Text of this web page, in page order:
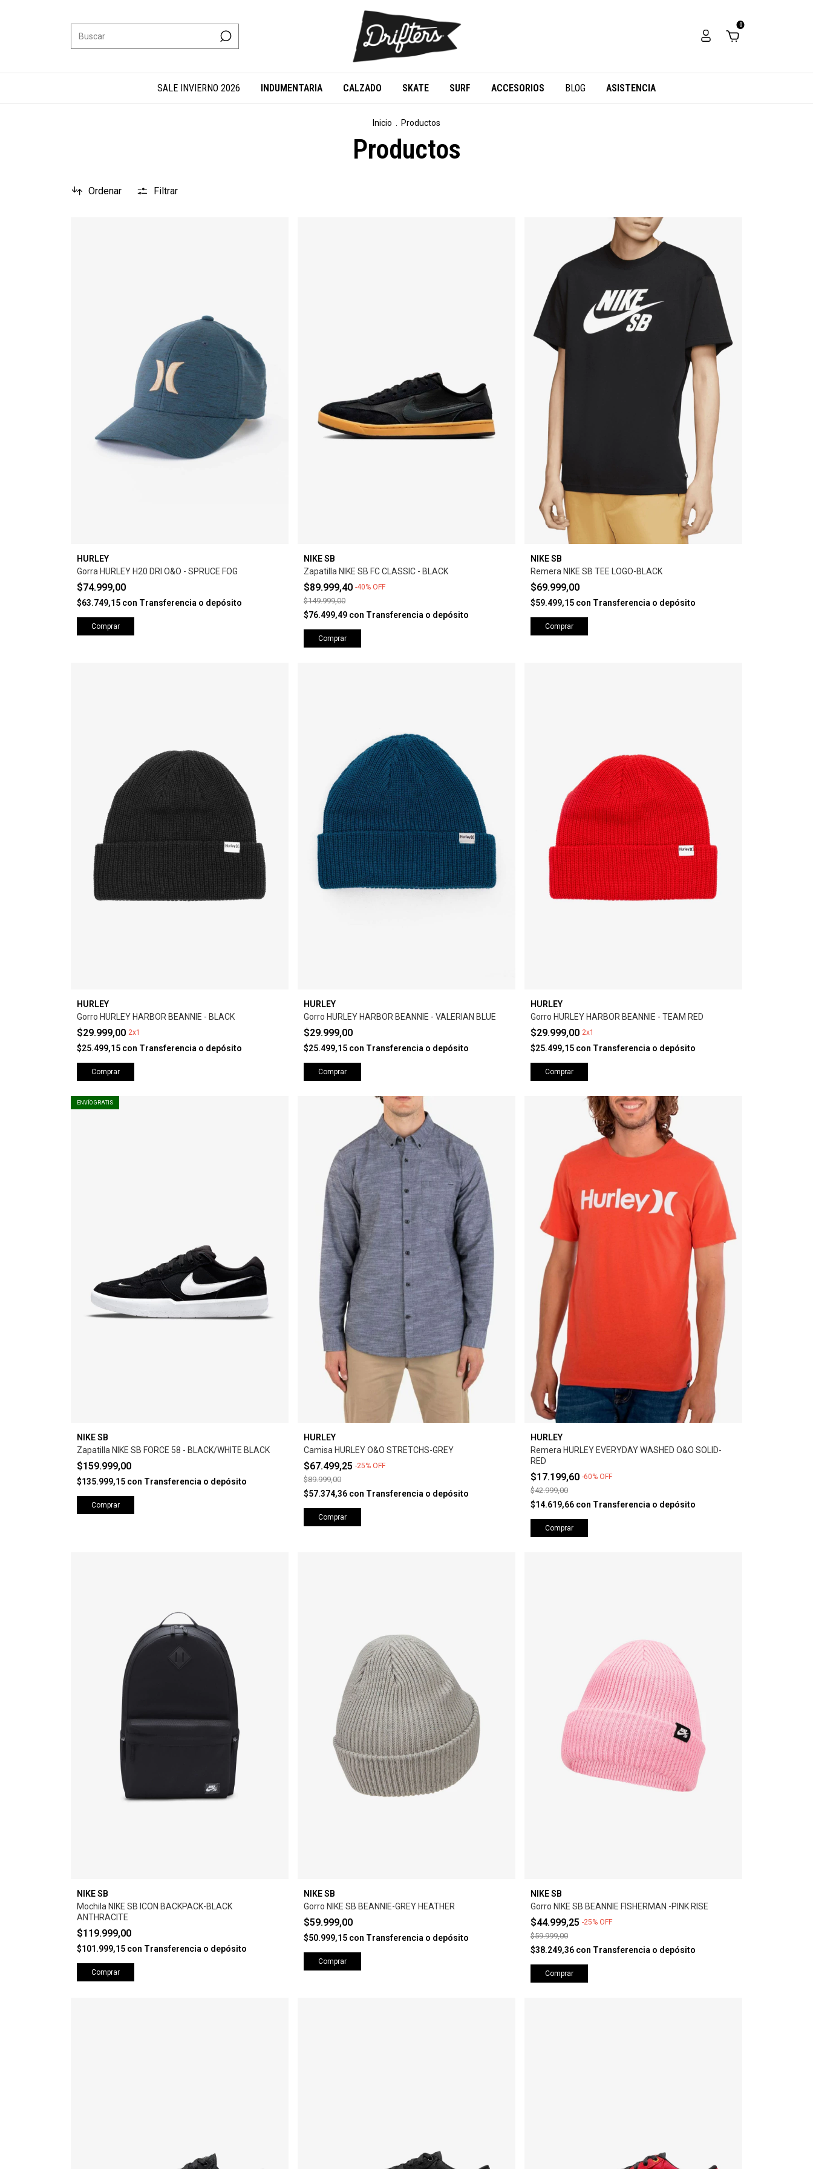
0
SALE INVIERNO 2026 INDUMENTARIA CALZADO SKATE SURF ACCESORIOS BLOG ASISTENCIA
Inicio Productos
Productos
Ordenar Filtrar
HURLEY
Gorra HURLEY H20 DRI O&O - SPRUCE FOG
$74.999,00
$63.749,15 con Transferencia o depósito
Comprar
NIKE SB
Zapatilla NIKE SB FC CLASSIC - BLACK
$89.999,40 -40% OFF
$149.999,00
$76.499,49 con Transferencia o depósito
Comprar
NIKE SB
Remera NIKE SB TEE LOGO-BLACK
$69.999,00
$59.499,15 con Transferencia o depósito
Comprar
HURLEY
Gorro HURLEY HARBOR BEANNIE - BLACK
$29.999,00 2x1
$25.499,15 con Transferencia o depósito
Comprar
HURLEY
Gorro HURLEY HARBOR BEANNIE - VALERIAN BLUE
$29.999,00
$25.499,15 con Transferencia o depósito
Comprar
HURLEY
Gorro HURLEY HARBOR BEANNIE - TEAM RED
$29.999,00 2x1
$25.499,15 con Transferencia o depósito
Comprar
ENVÍO GRATIS
NIKE SB
Zapatilla NIKE SB FORCE 58 - BLACK/WHITE BLACK
$159.999,00
$135.999,15 con Transferencia o depósito
Comprar
HURLEY
Camisa HURLEY O&O STRETCHS-GREY
$67.499,25 -25% OFF
$89.999,00
$57.374,36 con Transferencia o depósito
Comprar
HURLEY
Remera HURLEY EVERYDAY WASHED O&O SOLID-
RED
$17.199,60 -60% OFF
$42.999,00
$14.619,66 con Transferencia o depósito
Comprar
NIKE SB
Mochila NIKE SB ICON BACKPACK-BLACK
ANTHRACITE
$119.999,00
$101.999,15 con Transferencia o depósito
Comprar
NIKE SB
Gorro NIKE SB BEANNIE-GREY HEATHER
$59.999,00
$50.999,15 con Transferencia o depósito
Comprar
NIKE SB
Gorro NIKE SB BEANNIE FISHERMAN -PINK RISE
$44.999,25 -25% OFF
$59.999,00
$38.249,36 con Transferencia o depósito
Comprar